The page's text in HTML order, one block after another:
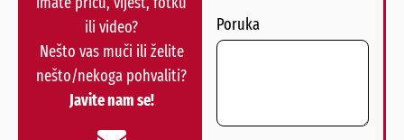
ili video?
Nešto vas muči ili želite
nešto/nekoga pohvaliti?
Javite nam se!
Poruka